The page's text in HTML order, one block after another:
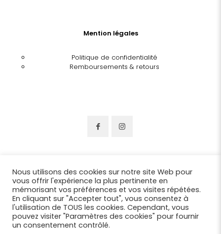
Mention légales
Politique de confidentialité
Remboursements & retours
Nous utilisons des cookies sur notre site Web pour
vous offrir l'expérience la plus pertinente en
mémorisant vos préférences et vos visites répétées.
En cliquant sur "Accepter tout", vous consentez à
l'utilisation de TOUS les cookies. Cependant, vous
pouvez visiter "Paramètres des cookies" pour fournir
un consentement contrôlé.